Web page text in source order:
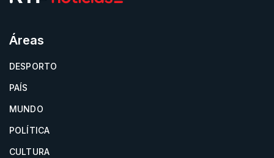
Áreas
DESPORTO
PAÍS
MUNDO
POLÍTICA
CULTURA